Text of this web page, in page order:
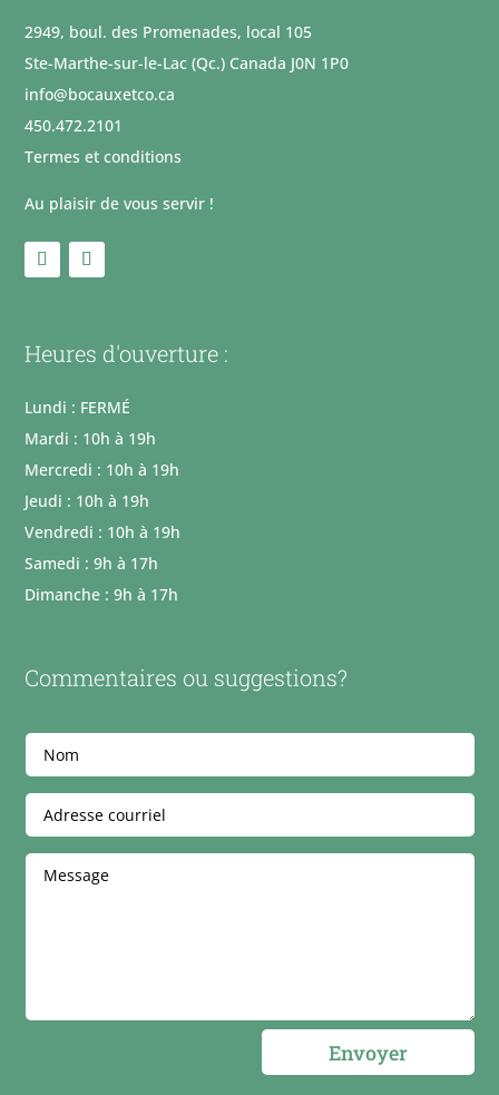
2949, boul. des Promenades, local 105
Ste-Marthe-sur-le-Lac (Qc.) Canada J0N 1P0
info@bocauxetco.ca
450.472.2101
Termes et conditions
Au plaisir de vous servir !
Heures d'ouverture :
Lundi : FERMÉ
Mardi : 10h à 19h
Mercredi : 10h à 19h
Jeudi : 10h à 19h
Vendredi : 10h à 19h
Samedi : 9h à 17h
Dimanche : 9h à 17h
Commentaires ou suggestions?
Envoyer